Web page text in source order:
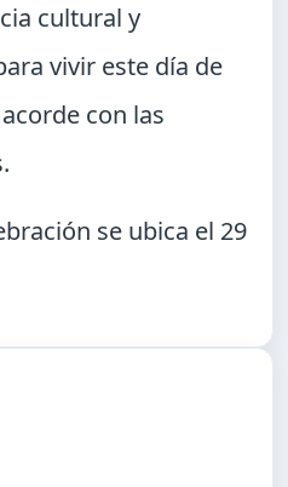
cultural y
vivir este día de
con las
se ubica el 29